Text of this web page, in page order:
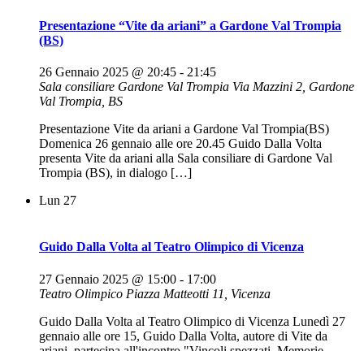
Presentazione “Vite da ariani” a Gardone Val Trompia
(BS)
26 Gennaio 2025 @ 20:45 - 21:45
Sala consiliare Gardone Val Trompia Via Mazzini 2, Gardone
Val Trompia, BS
Presentazione Vite da ariani a Gardone Val Trompia(BS)
Domenica 26 gennaio alle ore 20.45 Guido Dalla Volta
presenta Vite da ariani alla Sala consiliare di Gardone Val
Trompia (BS), in dialogo […]
Lun 27
Guido Dalla Volta al Teatro Olimpico di Vicenza
27 Gennaio 2025 @ 15:00 - 17:00
Teatro Olimpico Piazza Matteotti 11, Vicenza
Guido Dalla Volta al Teatro Olimpico di Vicenza Lunedì 27
gennaio alle ore 15, Guido Dalla Volta, autore di Vite da